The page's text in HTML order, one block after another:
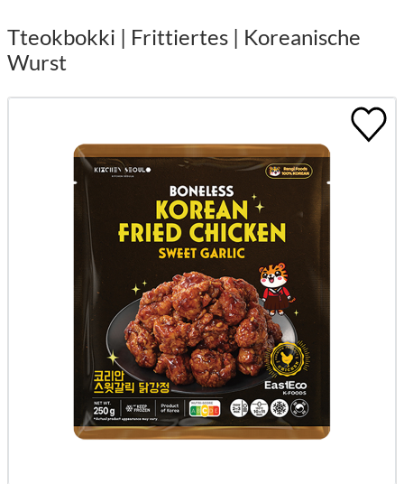
Tteokbokki | Frittiertes | Koreanische
Wurst